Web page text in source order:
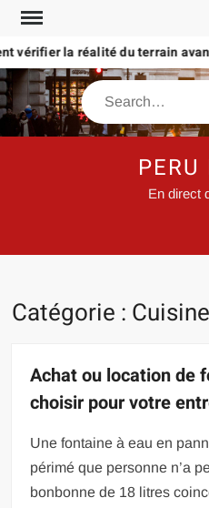
Skip
contentla réalité du terrain avant
Search
PERU
En direct
Catégorie : Cuisine
Achat ou location de
choisir pour votre
Une fontaine à eau en
périmé que personne n’a
bonbonne de 18 litres